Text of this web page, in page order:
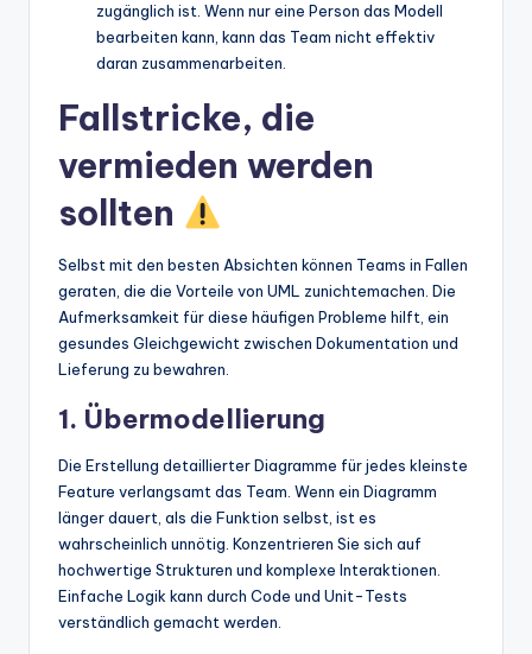
zugänglich ist. Wenn nur eine Person das Modell
bearbeiten kann, kann das Team nicht effektiv
daran zusammenarbeiten.
Fallstricke, die
vermieden werden
sollten
Selbst mit den besten Absichten können Teams in Fallen
geraten, die die Vorteile von UML zunichtemachen. Die
Aufmerksamkeit für diese häufigen Probleme hilft, ein
gesundes Gleichgewicht zwischen Dokumentation und
Lieferung zu bewahren.
1. Übermodellierung
Die Erstellung detaillierter Diagramme für jedes kleinste
Feature verlangsamt das Team. Wenn ein Diagramm
länger dauert, als die Funktion selbst, ist es
wahrscheinlich unnötig. Konzentrieren Sie sich auf
hochwertige Strukturen und komplexe Interaktionen.
Einfache Logik kann durch Code und Unit-Tests
verständlich gemacht werden.